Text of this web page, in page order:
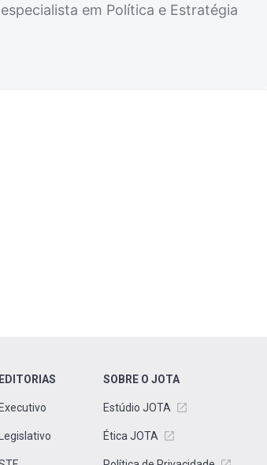
em Política e Estratégia
EDITORIAS
Executivo
Legislativo
SOBRE O JOTA
Estúdio JOTA
Ética JOTA